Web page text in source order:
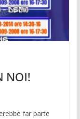
NOI!
far parte